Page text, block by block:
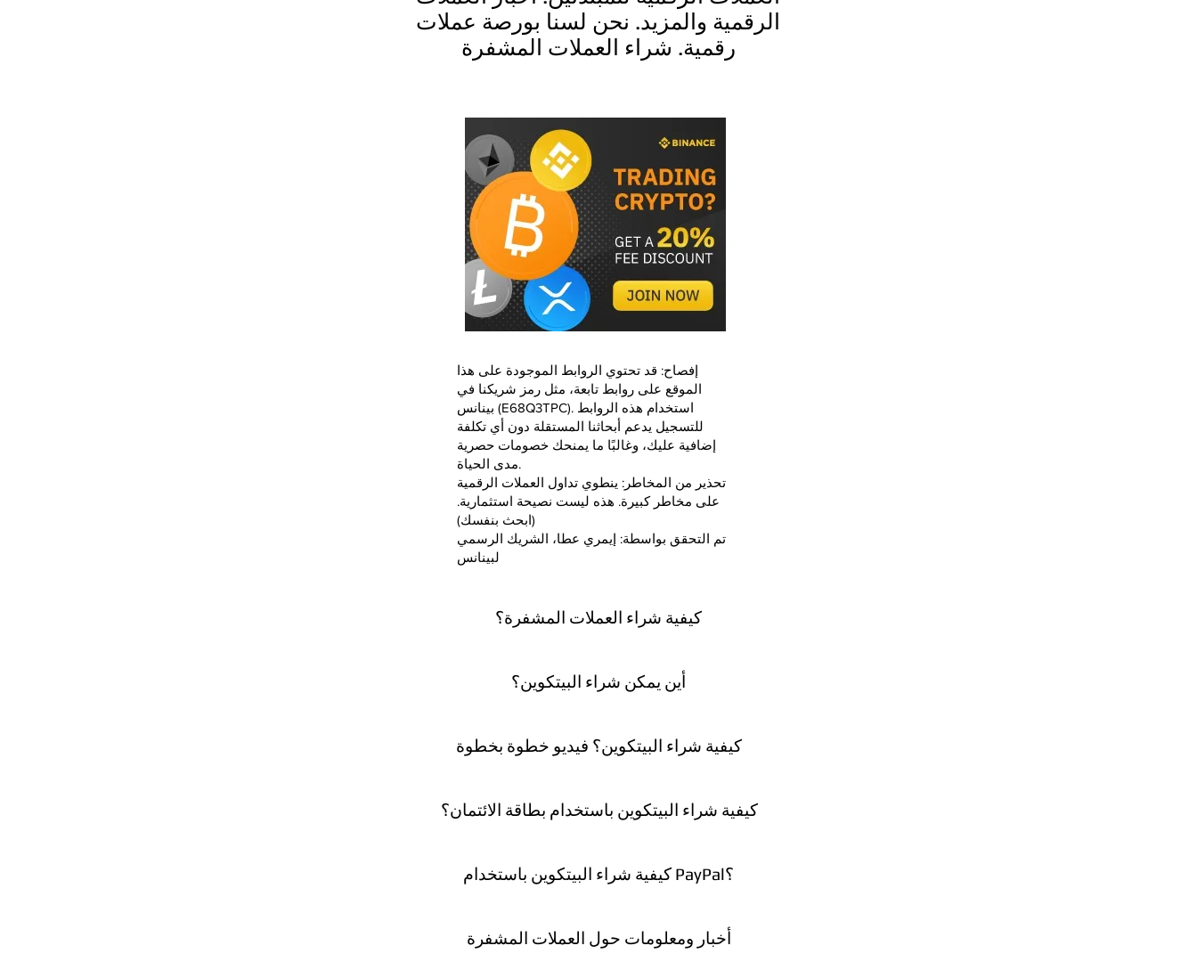
الرقمية والمزيد. نحن لسنا بورصة عملات
رقمية. شراء العملات المشفرة
إفصاح: قد تحتوي الروابط الموجودة على هذا
الموقع على روابط تابعة، مثل رمز شريكنا في
بينانس (E68Q3TPC). استخدام هذه الروابط
للتسجيل يدعم أبحاثنا المستقلة دون أي تكلفة
إضافية عليك، وغالبًا ما يمنحك خصومات حصرية
مدى الحياة.
تحذير من المخاطر: ينطوي تداول العملات الرقمية
على مخاطر كبيرة. هذه ليست نصيحة استثمارية.
(ابحث بنفسك)
تم التحقق بواسطة: إيمري عطا، الشريك الرسمي
لبينانس
كيفية شراء العملات المشفرة؟
أين يمكن شراء البيتكوين؟
كيفية شراء البيتكوين؟ فيديو خطوة بخطوة
كيفية شراء البيتكوين باستخدام بطاقة الائتمان؟
كيفية شراء البيتكوين باستخدام PayPal؟
أخبار ومعلومات حول العملات المشفرة